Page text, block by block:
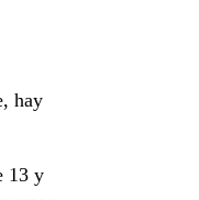
hay
13 y